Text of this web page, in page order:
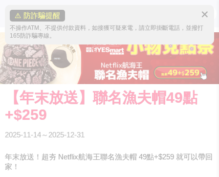
⚠️ 防詐騙提醒
不操作ATM、不提供付款資料，如接獲可疑來電，請立即掛斷電話，並撥打
165防詐騙專線。
✕
【年末放送】聯名漁夫帽49點
+$259
2025-11-14～2025-12-31
年末放送！超夯 Netflix航海王聯名漁夫帽 49點+$259 就可以帶回
家！